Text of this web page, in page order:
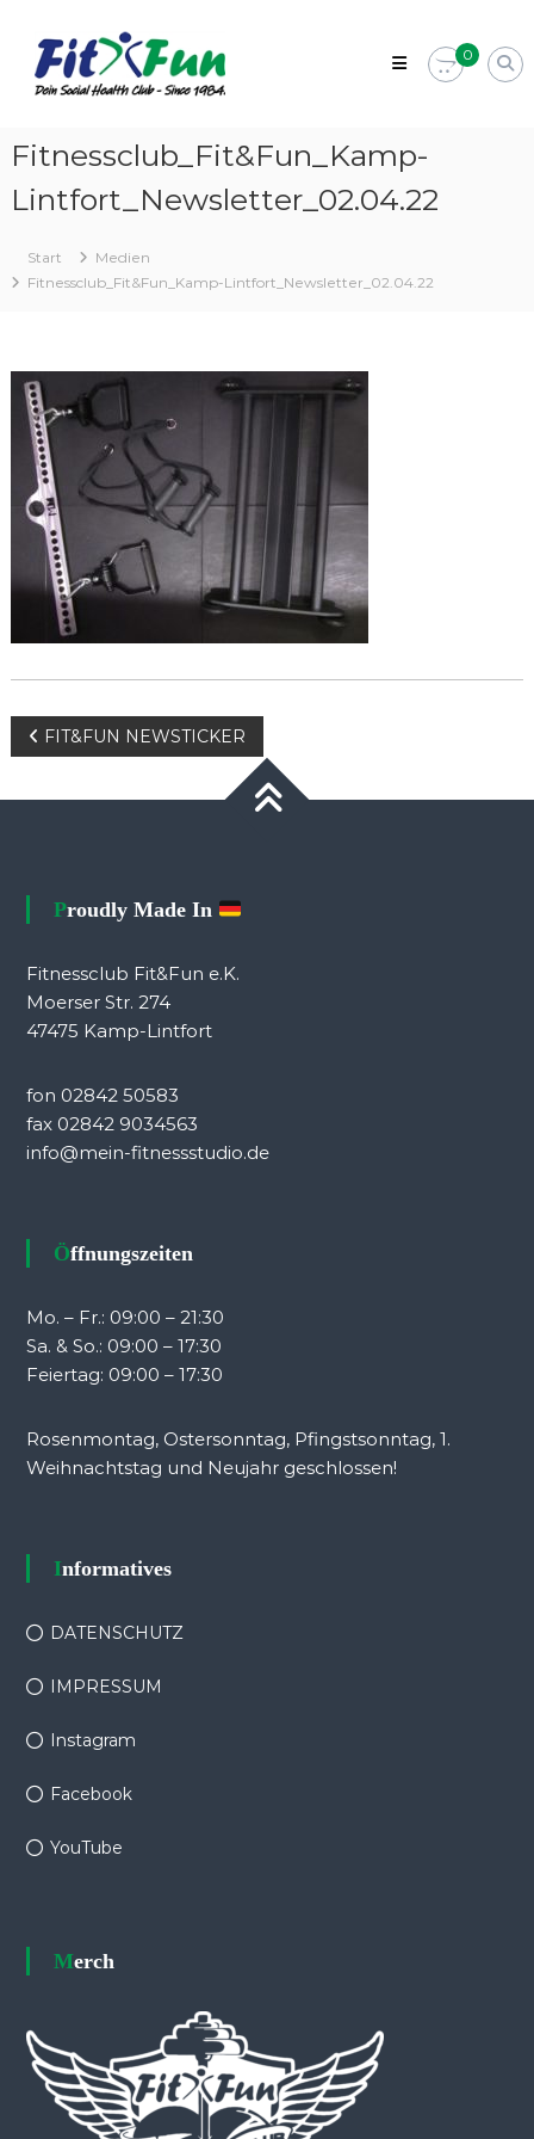
Inhalt
springen
Dein
in
Kamp-
Lintfort
Club
–
0
Fitnessclub_Fit&Fun_Kamp-
Lintfort_Newsletter_02.04.22
Start
Medien
Fitnessclub_Fit&Fun_Kamp-Lintfort_Newsletter_02.04.22
Beitragsnavigation
FIT&FUN NEWSTICKER
Proudly Made In
Fitnessclub Fit&Fun e.K.
Moerser Str. 274
47475 Kamp-Lintfort
fon 02842 50583
fax 02842 9034563
info@mein-fitnessstudio.de
Öffnungszeiten
Mo. – Fr.: 09:00 – 21:30
Sa. & So.: 09:00 – 17:30
Feiertag: 09:00 – 17:30
Rosenmontag, Ostersonntag, Pfingstsonntag, 1.
Weihnachtstag und Neujahr geschlossen!
Informatives
DATENSCHUTZ
IMPRESSUM
Instagram
Facebook
YouTube
Merch